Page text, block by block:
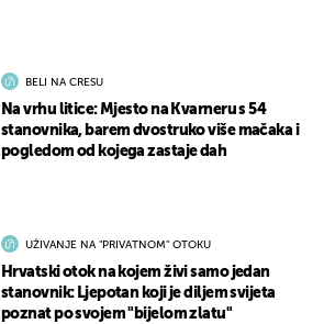
BELI NA CRESU
Na vrhu litice: Mjesto na Kvarneru s 54
stanovnika, barem dvostruko više mačaka i
pogledom od kojega zastaje dah
UŽIVANJE NA "PRIVATNOM" OTOKU
Hrvatski otok na kojem živi samo jedan
stanovnik: Ljepotan koji je diljem svijeta
poznat po svojem "bijelom zlatu"